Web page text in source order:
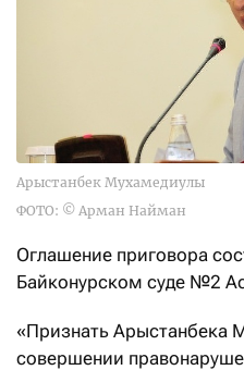
Арыстанбек Мухамедиулы
ФОТО: © Арман Найман
Оглашение приговора
Байконурском суде №2
«Признать Арыстанбека
совершении